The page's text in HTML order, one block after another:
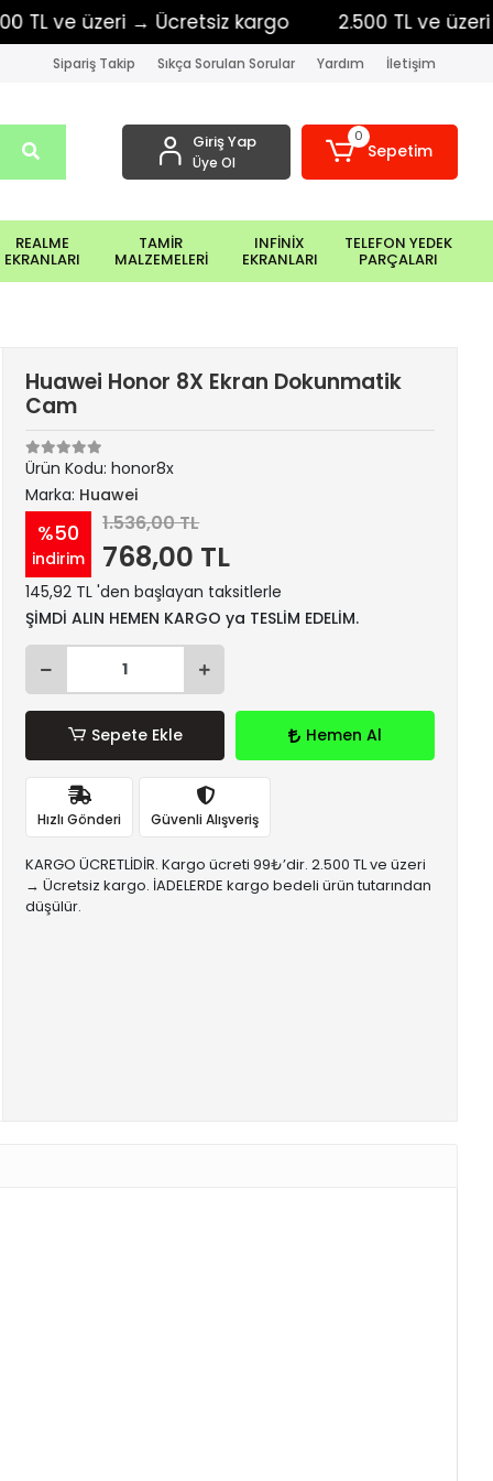
ve üzeri → Ücretsiz kargo 2.500 TL ve üzeri →
Sipariş Takip Sıkça Sorulan Sorular Yardım İletişim
Giriş Yap
Üye Ol
0
Sepetim
REALME
EKRANLARI
TAMİR
MALZEMELERİ
INFİNİX
EKRANLARI
TELEFON YEDEK
PARÇALARI
Huawei Honor 8X Ekran Dokunmatik
Cam
Ürün Kodu:honor8x
Marka: Huawei
%50
indirim
1.536,00 TL
768,00 TL
145,92 TL 'den başlayan taksitlerle
ŞİMDİ ALIN HEMEN KARGO ya TESLİM EDELİM.
Sepete Ekle Hemen Al
Hızlı Gönderi Güvenli Alışveriş
KARGO ÜCRETLİDİR. Kargo ücreti 99₺’dir. 2.500 TL ve üzeri
→ Ücretsiz kargo. İADELERDE kargo bedeli ürün tutarından
düşülür.